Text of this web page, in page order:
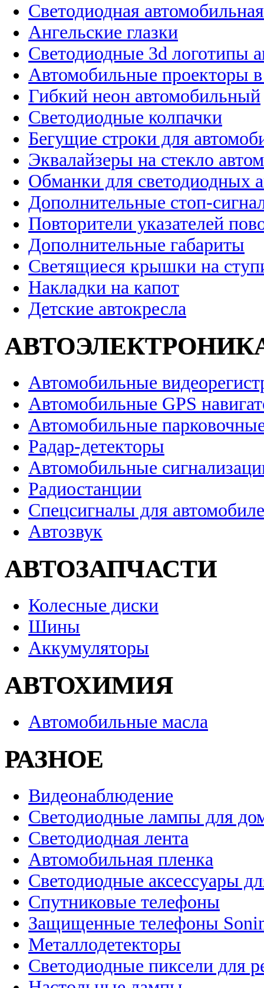
Светодиодная
Ангельские глазки
Светодиодные 3d логотипы
Автомобильные проекторы
Гибкий неон автомобильный
Светодиодные колпачки
Бегущие строки для
Эквалайзеры на стекло
Обманки для светодиодных
Дополнительные стоп-
Повторители указателей
Дополнительные габариты
Светящиеся крышки на
Накладки на капот
Детские автокресла
Автомобильные
Автомобильные GPS
Автомобильные
Радар-детекторы
Автомобильные
Радиостанции
Спецсигналы для
Автозвук
АВТОЗАПЧАСТИ
Колесные диски
Шины
Аккумуляторы
АВТОХИМИЯ
Автомобильные масла
РАЗНОЕ
Видеонаблюдение
Светодиодные лампы для
Светодиодная лента
Автомобильная пленка
Светодиодные аксессуары
Спутниковые телефоны
Защищенные телефоны
Металлодетекторы
Светодиодные пиксели для